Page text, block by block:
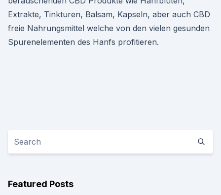
Extrakte, Tinkturen, Balsam, Kapseln, aber auch CBD
freie Nahrungsmittel welche von den vielen gesunden
Spurenelementen des Hanfs profitieren.
Featured Posts